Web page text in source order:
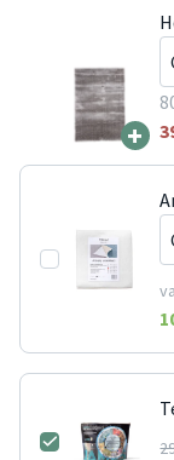
+